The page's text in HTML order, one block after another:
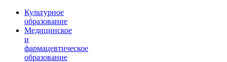
Культурное
образование
Медицинское
и
фармацевтическое
образование